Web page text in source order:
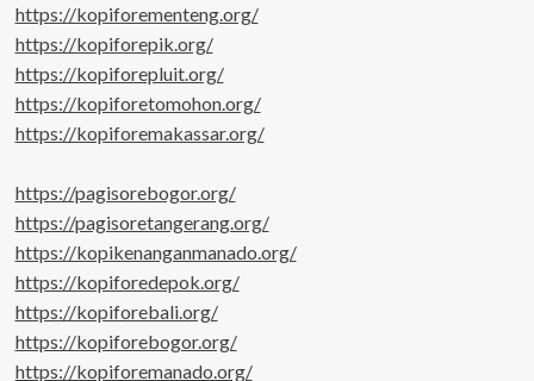
https://kopiforementeng.org/
https://kopiforepik.org/
https://kopiforepluit.org/
https://kopiforetomohon.org/
https://kopiforemakassar.org/
https://pagisorebogor.org/
https://pagisoretangerang.org/
https://kopikenanganmanado.org/
https://kopiforedepok.org/
https://kopiforebali.org/
https://kopiforebogor.org/
https://kopiforemanado.org/